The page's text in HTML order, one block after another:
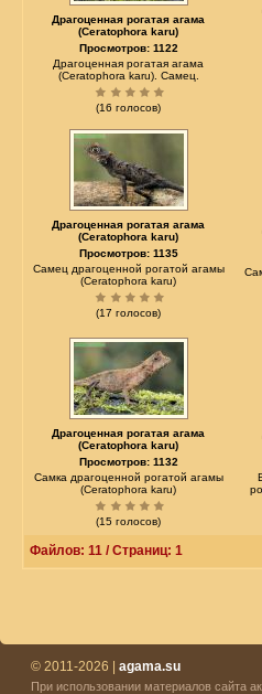
Драгоценная рогатая агама
(Ceratophora karu)
Просмотров: 1122
Драгоценная рогатая агама
(Ceratophora karu). Самец.
(16 голосов)
Драгоценная рогатая агама
(Ceratophora karu)
Просмотров: 1135
Самец драгоценной рогатой агамы
(Ceratophora karu)
(17 голосов)
Драгоценная рогатая агама
(Ceratophora karu)
Просмотров: 1132
Самка драгоценной рогатой агамы
(Ceratophora karu)
(15 голосов)
Файлов: 11 / Страниц: 1
© 2011-2026 | agama.su
При использовании материалов сайта